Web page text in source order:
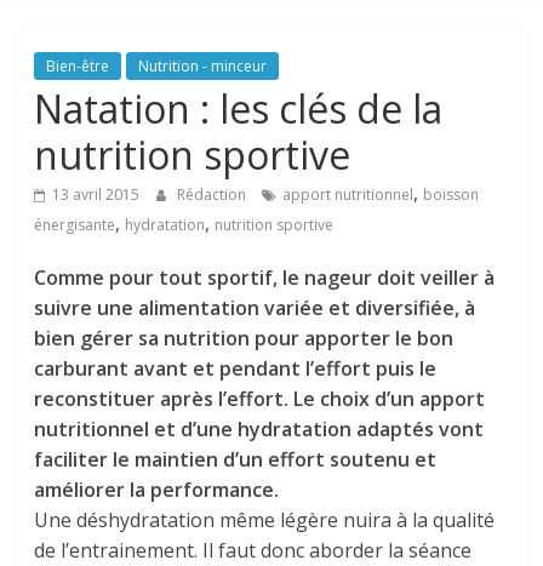
La
santé
toute
famille
Bien-être Nutrition - minceur
Natation : les clés de la
nutrition sportive
13 avril 2015 Rédaction apport nutritionnel, boisson
énergisante, hydratation, nutrition sportive
Comme pour tout sportif, le nageur doit veiller à
suivre une alimentation variée et diversifiée, à
bien gérer sa nutrition pour apporter le bon
carburant avant et pendant l’effort puis le
reconstituer après l’effort. Le choix d’un apport
nutritionnel et d’une hydratation adaptés vont
faciliter le maintien d’un effort soutenu et
améliorer la performance.
Une déshydratation même légère nuira à la qualité
de l’entrainement. Il faut donc aborder la séance